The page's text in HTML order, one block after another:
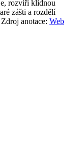
rozvíří klidnou
zášti a rozdělí
Zdroj anotace: Web